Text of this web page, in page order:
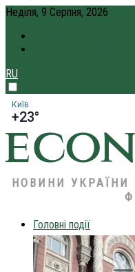
Неділя, 9 Серпня, 2026
RU
Київ
+23°
НОВИНИ УКРАЇНИ
Головні події